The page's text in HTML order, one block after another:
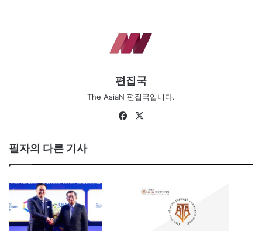
편집국
The AsiaN 편집국입니다.
Fa
필자의 다른 기사